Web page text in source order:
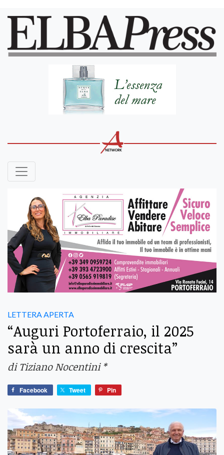
LETTERA APERTA
“Auguri Portoferraio, il 2025
sarà un anno di crescita”
di Tiziano Nocentini *
Facebook Tweet Pin